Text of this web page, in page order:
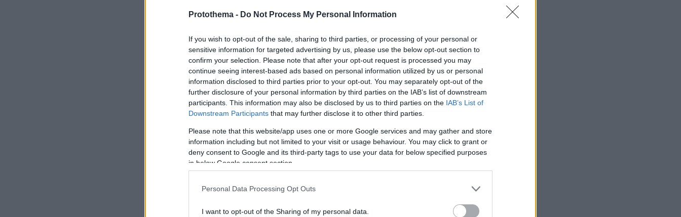
Protothema - Do Not Process My Personal Information
If you wish to opt-out of the sale, sharing to third parties, or processing of your personal or
sensitive information for targeted advertising by us, please use the below opt-out section to
confirm your selection. Please note that after your opt-out request is processed you may
continue seeing interest-based ads based on personal information utilized by us or personal
information disclosed to third parties prior to your opt-out. You may separately opt-out of the
further disclosure of your personal information by third parties on the IAB’s list of downstream
participants. This information may also be disclosed by us to third parties on the IAB’s List of
Downstream Participants that may further disclose it to other third parties.
Please note that this website/app uses one or more Google services and may gather and store
information including but not limited to your visit or usage behaviour. You may click to grant or
deny consent to Google and its third-party tags to use your data for below specified purposes
in below Google consent section.
Personal Data Processing Opt Outs
I want to opt-out of the Sharing of my personal data.